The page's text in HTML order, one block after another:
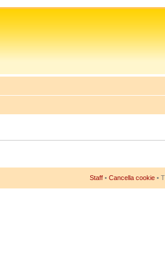
Staff • Cancella cookie •